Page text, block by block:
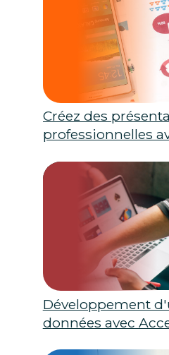
Créez des
professionnelles
Développement
données avec